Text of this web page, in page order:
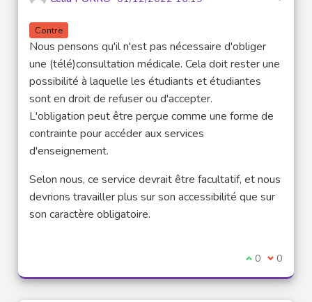
Contre
Nous pensons qu'il n'est pas nécessaire d'obliger
une (télé)consultation médicale. Cela doit rester une
possibilité à laquelle les étudiants et étudiantes
sont en droit de refuser ou d'accepter.
L'obligation peut être perçue comme une forme de
contrainte pour accéder aux services
d'enseignement.
Selon nous, ce service devrait être facultatif, et nous
devrions travailler plus sur son accessibilité que sur
son caractère obligatoire.
Je suis
0 Je ne
0